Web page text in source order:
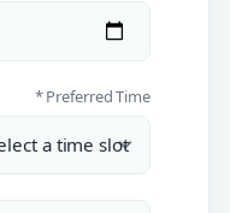
Preferred Time *